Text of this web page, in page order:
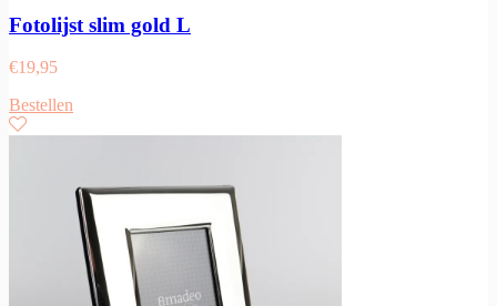
Fotolijst slim gold L
€19,95
Bestellen